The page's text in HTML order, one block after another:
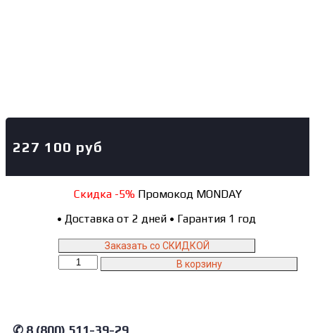
227 100 руб
Скидка -5%Промокод MONDAY
• Доставка от 2 дней • Гарантия 1 год
Заказать со СКИДКОЙ
Количество
подкатной
В корзину
✆ 8 (800) 511-39-29